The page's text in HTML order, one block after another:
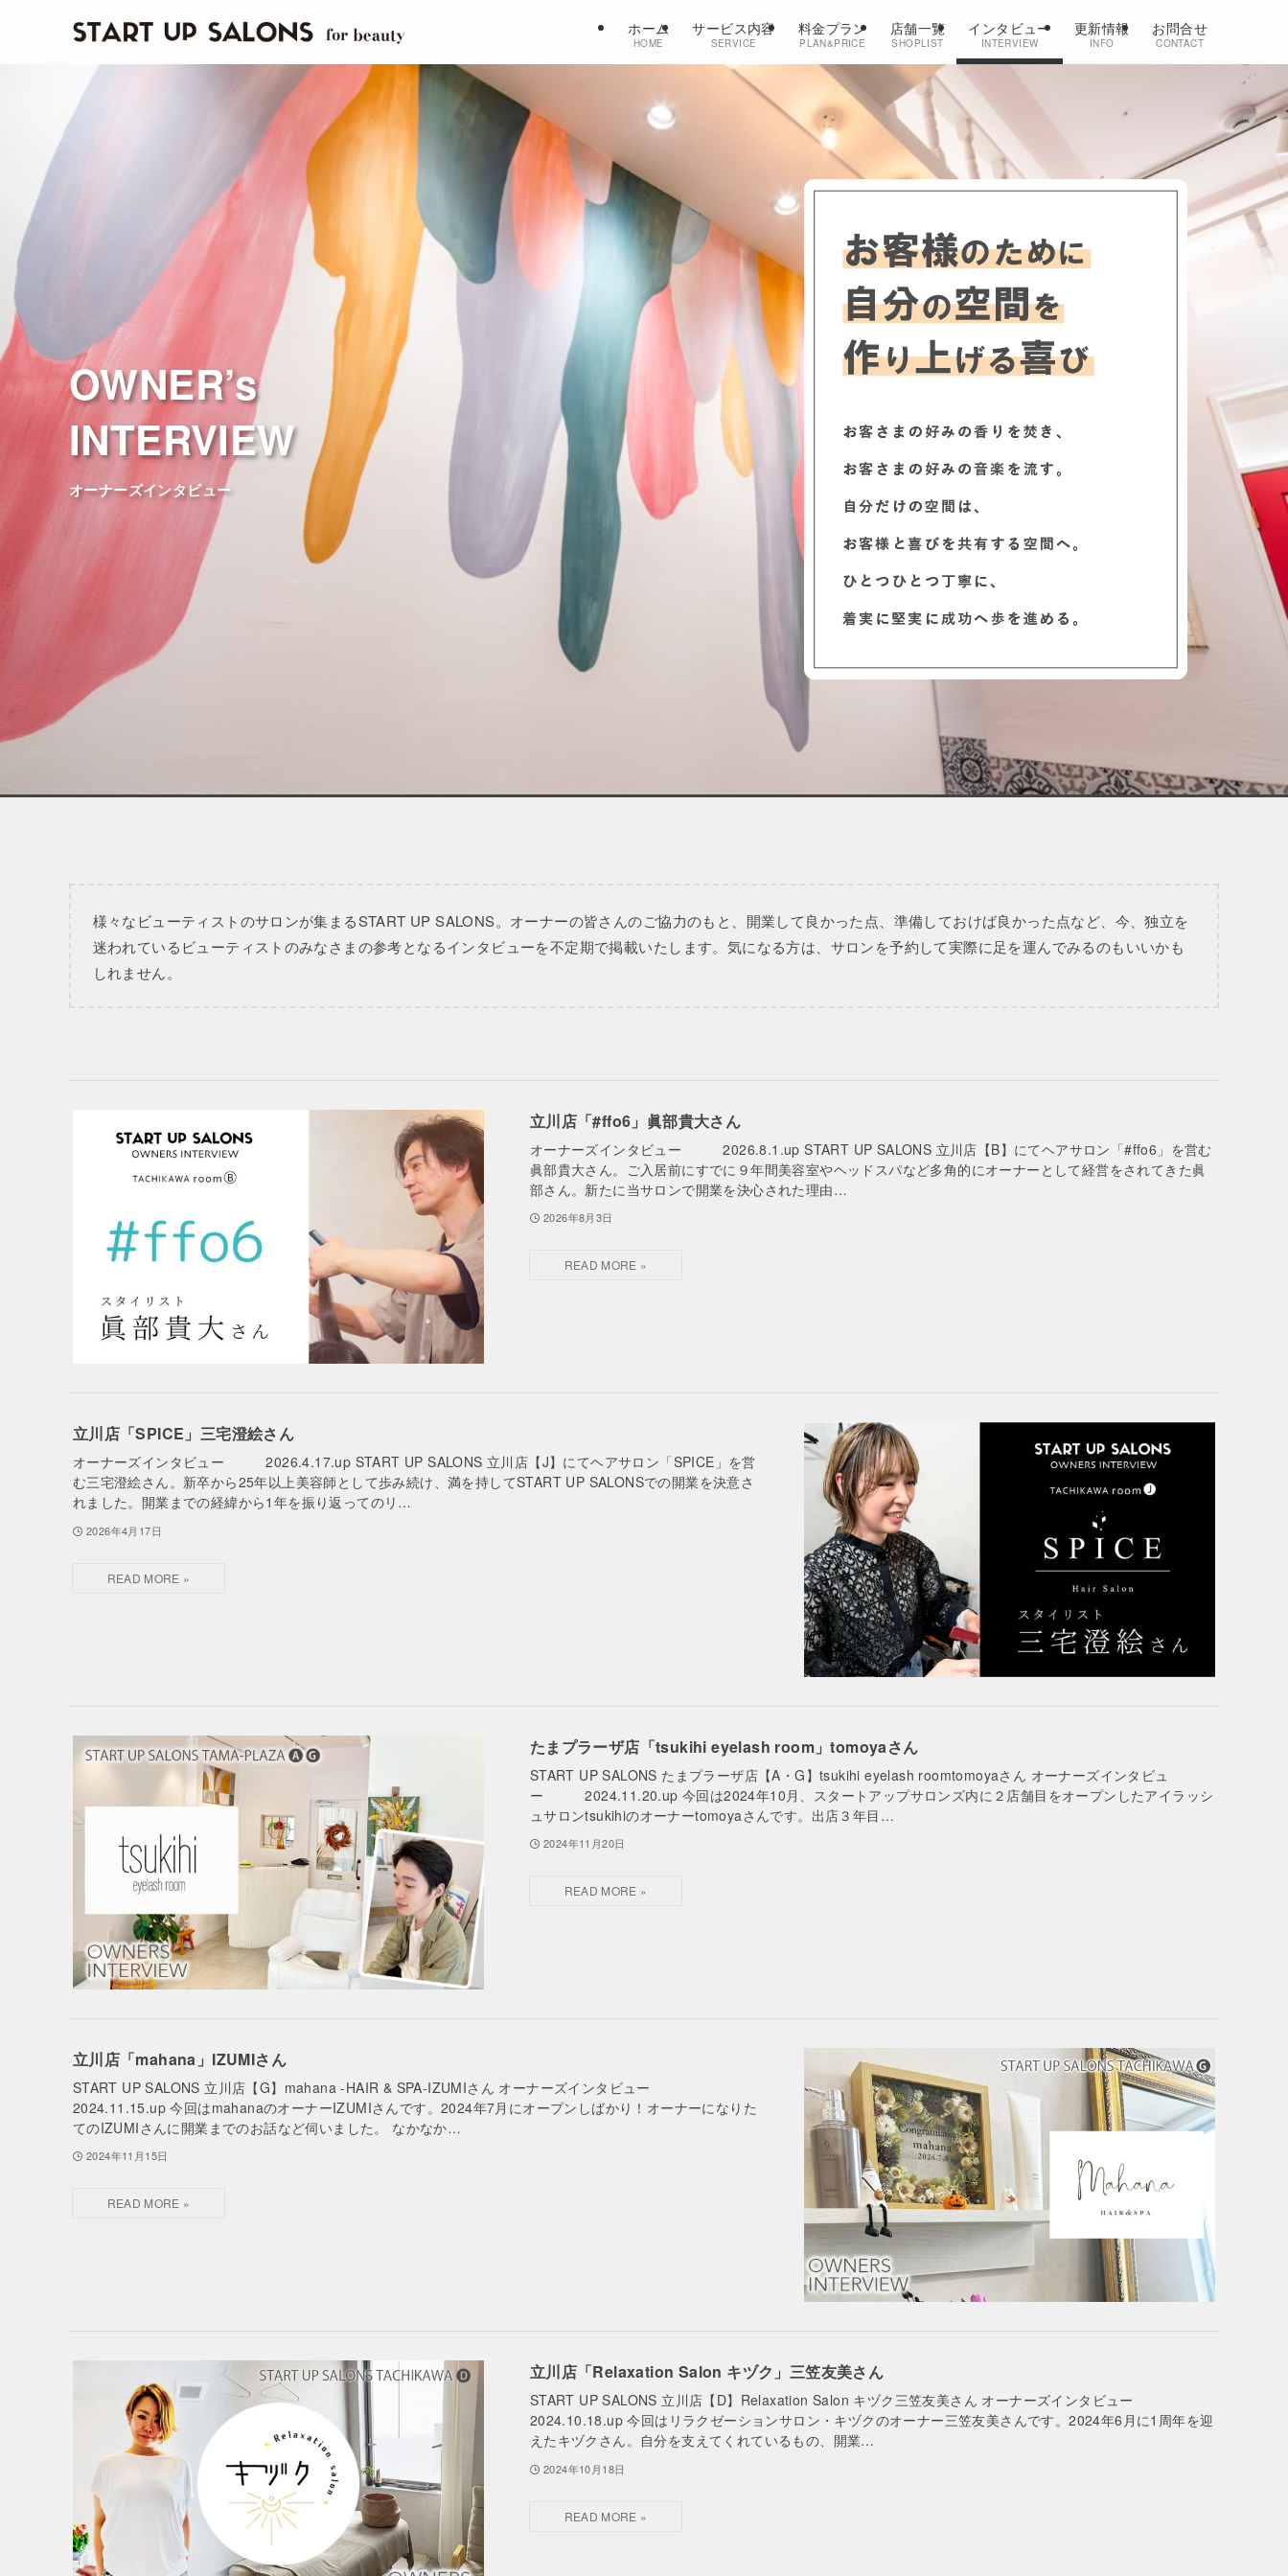
ホーム
HOME
サービス内容
SERVICE
料金プラン
PLAN&PRICE
店舗一覧
SHOPLIST
インタビュー
INTERVIEW
更新情報
INFO
お問合せ
CONTACT
OWNER’s
INTERVIEW
オーナーズインタビュー
様々なビューティストのサロンが集まるSTART UP SALONS。オーナーの皆さんのご協力のもと、開業して良かった点、準備しておけば良かった点など、今、独立を
迷われているビューティストのみなさまの参考となるインタビューを不定期で掲載いたします。気になる方は、サロンを予約して実際に足を運んでみるのもいいかも
しれません。
立川店「#ffo6」眞部貴大さん
オーナーズインタビュー 2026.8.1.up START UP SALONS 立川店【B】にてヘアサロン「#ffo6」を営む
眞部貴大さん。ご入居前にすでに９年間美容室やヘッドスパなど多角的にオーナーとして経営をされてきた眞
部さん。新たに当サロンで開業を決心された理由…
2026年8月3日
立川店「SPICE」三宅澄絵さん
オーナーズインタビュー 2026.4.17.up START UP SALONS 立川店【J】にてヘアサロン「SPICE」を営
む三宅澄絵さん。新卒から25年以上美容師として歩み続け、満を持してSTART UP SALONSでの開業を決意さ
れました。開業までの経緯から1年を振り返ってのリ…
2026年4月17日
たまプラーザ店「tsukihi eyelash room」tomoyaさん
START UP SALONS たまプラーザ店【A・G】tsukihi eyelash roomtomoyaさん オーナーズインタビュ
ー 2024.11.20.up 今回は2024年10月、スタートアップサロンズ内に２店舗目をオープンしたアイラッシ
ュサロンtsukihiのオーナーtomoyaさんです。出店３年目…
2024年11月20日
立川店「mahana」IZUMIさん
START UP SALONS 立川店【G】mahana -HAIR & SPA-IZUMIさん オーナーズインタビュー
2024.11.15.up 今回はmahanaのオーナーIZUMIさんです。2024年7月にオープンしばかり！オーナーになりた
てのIZUMIさんに開業までのお話など伺いました。 なかなか…
2024年11月15日
立川店「Relaxation Salon キヅク」三笠友美さん
START UP SALONS 立川店【D】Relaxation Salon キヅク三笠友美さん オーナーズインタビュー
2024.10.18.up 今回はリラクゼーションサロン・キヅクのオーナー三笠友美さんです。2024年6月に1周年を迎
えたキヅクさん。自分を支えてくれているもの、開業…
2024年10月18日